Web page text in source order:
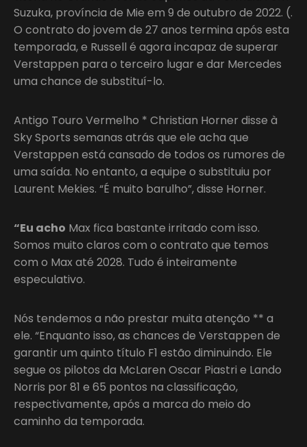
Suzuka, província de Mie em 9 de outubro de 2022. (.
O contrato do jovem de 27 anos termina após esta
temporada, e Russell é agora incapaz de superar
Verstappen para o terceiro lugar e dar Mercedes
uma chance de substituí-lo.
Antigo Touro Vermelho * Christian Horner disse à
Sky Sports semanas atrás que ele acha que
Verstappen está cansado de todos os rumores de
uma saída. No entanto, a equipe o substituiu por
Laurent Mekies. “É muito barulho”, disse Horner.
“Eu acho Max fica bastante irritado com isso.
Somos muito claros com o contrato que temos
com o Max até 2028. Tudo é inteiramente
especulativo.
Nós tendemos a não prestar muita atenção ** a
ele. “Enquanto isso, as chances de Verstappen de
garantir um quinto título F1 estão diminuindo. Ele
segue os pilotos da McLaren Oscar Piastri e Lando
Norris por 81 e 65 pontos na classificação,
respectivamente, após a marca do meio do
caminho da temporada.